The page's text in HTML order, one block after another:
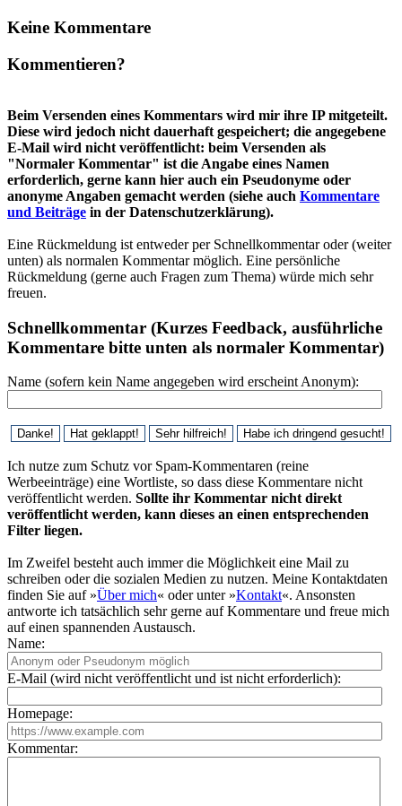
Keine Kommentare
Kommentieren?
Beim Versenden eines Kommentars wird mir ihre IP mitgeteilt.
Diese wird jedoch nicht dauerhaft gespeichert; die angegebene
E-Mail wird nicht veröffentlicht: beim Versenden als
"Normaler Kommentar" ist die Angabe eines Namen
erforderlich, gerne kann hier auch ein Pseudonyme oder
anonyme Angaben gemacht werden (siehe auch Kommentare
und Beiträge in der Datenschutzerklärung).
Eine Rückmeldung ist entweder per Schnellkommentar oder (weiter
unten) als normalen Kommentar möglich. Eine persönliche
Rückmeldung (gerne auch Fragen zum Thema) würde mich sehr
freuen.
Schnellkommentar (Kurzes Feedback, ausführliche
Kommentare bitte unten als normaler Kommentar)
Name (sofern kein Name angegeben wird erscheint Anonym):
Ich nutze zum Schutz vor Spam-Kommentaren (reine
Werbeeinträge) eine Wortliste, so dass diese Kommentare nicht
veröffentlicht werden. Sollte ihr Kommentar nicht direkt
veröffentlicht werden, kann dieses an einen entsprechenden
Filter liegen.
Im Zweifel besteht auch immer die Möglichkeit eine Mail zu
schreiben oder die sozialen Medien zu nutzen. Meine Kontaktdaten
finden Sie auf »Über mich« oder unter »Kontakt«. Ansonsten
antworte ich tatsächlich sehr gerne auf Kommentare und freue mich
auf einen spannenden Austausch.
Name:
E-Mail (wird nicht veröffentlicht und ist nicht erforderlich):
Homepage:
Kommentar: